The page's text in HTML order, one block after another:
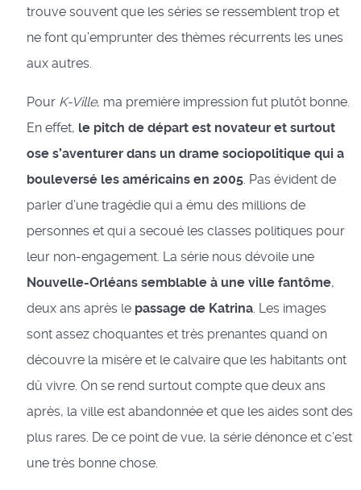
trouve souvent que les séries se ressemblent trop et
ne font qu’emprunter des thèmes récurrents les unes
aux autres.
Pour K-Ville, ma première impression fut plutôt bonne.
En effet, le pitch de départ est novateur et surtout
ose s’aventurer dans un drame sociopolitique qui a
bouleversé les américains en 2005. Pas évident de
parler d’une tragédie qui a ému des millions de
personnes et qui a secoué les classes politiques pour
leur non-engagement. La série nous dévoile une
Nouvelle-Orléans semblable à une ville fantôme,
deux ans après le passage de Katrina. Les images
sont assez choquantes et très prenantes quand on
découvre la misère et le calvaire que les habitants ont
dû vivre. On se rend surtout compte que deux ans
après, la ville est abandonnée et que les aides sont des
plus rares. De ce point de vue, la série dénonce et c’est
une très bonne chose.